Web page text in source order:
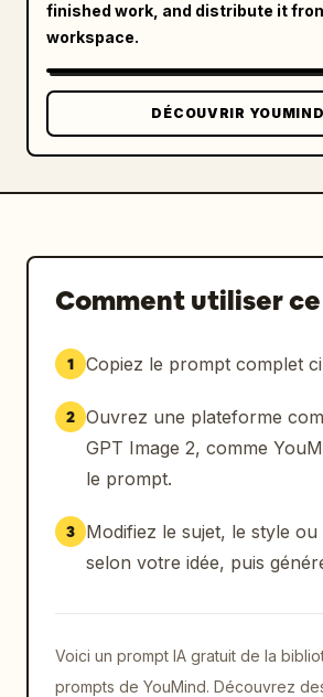
finished work, and distribute it
workspace.
DÉCOUVRIR YOUMIND
Comment utiliser
1 Copiez le prompt complet
2 Ouvrez une plateforme
GPT Image 2, comme
le prompt.
3
Modifiez le sujet, le style ou
selon votre idée, puis
Voici un prompt IA gratuit de la
prompts de YouMind. Découvrez